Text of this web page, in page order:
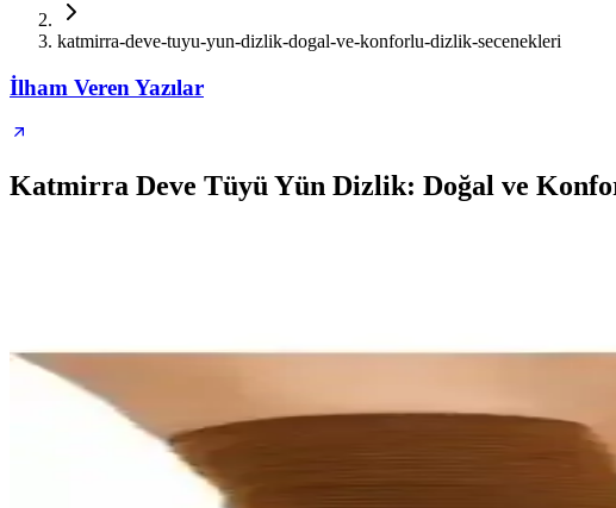
katmirra-deve-tuyu-yun-dizlik-dogal-ve-konforlu-dizlik-secenekleri
İlham Veren Yazılar
Katmirra Deve Tüyü Yün Dizlik: Doğal ve